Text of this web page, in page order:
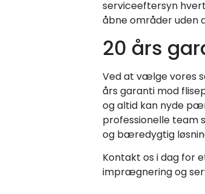
serviceeftersyn
åbne områder uden
20 års
Ved at vælge vores
års garanti mod
og altid kan nyde
professionelle team
og bæredygtig
Kontakt os i dag for
imprægnering og